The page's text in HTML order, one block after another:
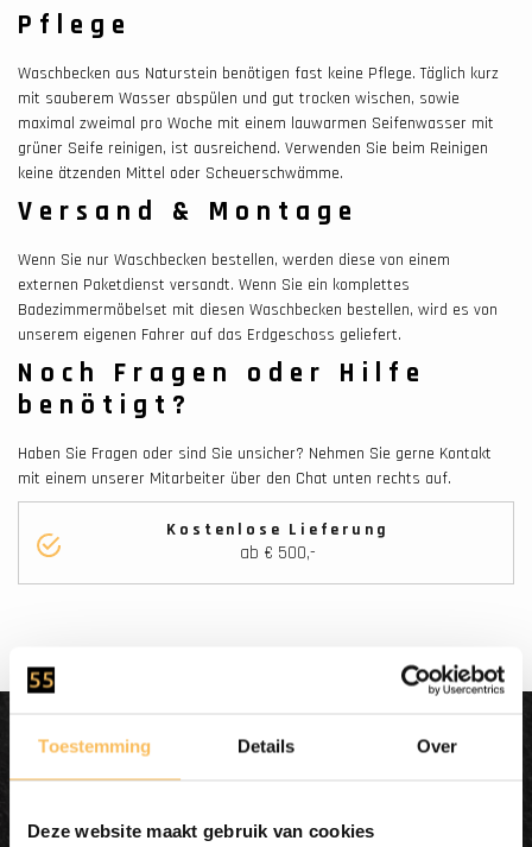
Toestemming Details Over
Deze website maakt gebruik van cookies
Pflege
Waschbecken aus Naturstein benötigen fast keine Pflege. Täglich kurz
mit sauberem Wasser abspülen und gut trocken wischen, sowie
maximal zweimal pro Woche mit einem lauwarmen Seifenwasser mit
grüner Seife reinigen, ist ausreichend. Verwenden Sie beim Reinigen
keine ätzenden Mittel oder Scheuerschwämme.
Versand & Montage
Wenn Sie nur Waschbecken bestellen, werden diese von einem
externen Paketdienst versandt. Wenn Sie ein komplettes
Badezimmermöbelset mit diesen Waschbecken bestellen, wird es von
unserem eigenen Fahrer auf das Erdgeschoss geliefert.
Noch Fragen oder Hilfe
benötigt?
Haben Sie Fragen oder sind Sie unsicher? Nehmen Sie gerne Kontakt
mit einem unserer Mitarbeiter über den Chat unten rechts auf.
Kostenlose Lieferung
ab € 500,-
Dit wordt'n